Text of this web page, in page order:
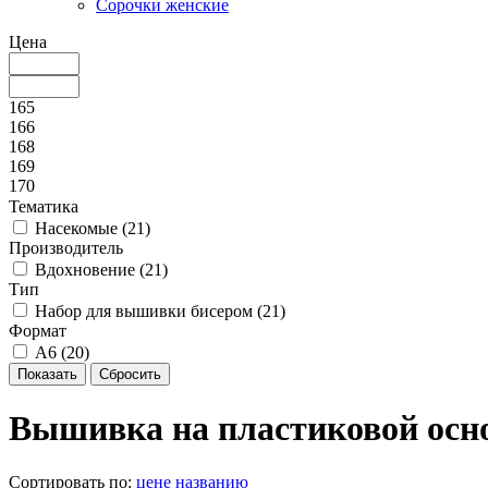
Сорочки женские
Цена
165
166
168
169
170
Тематика
Насекомые (21)
Производитель
Вдохновение (21)
Тип
Набор для вышивки бисером (21)
Формат
А6 (20)
Вышивка на пластиковой
Сортировать по: цене названию